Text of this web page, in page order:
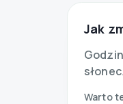
Jak
Warto